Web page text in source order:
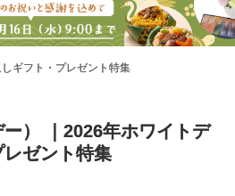
ギフト・プレゼント特集
） ｜2026年ホワイトデ
ゼント特集